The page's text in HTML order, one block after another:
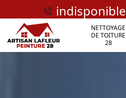
indisponible
NETTOYAGE
DE TOITURE
28